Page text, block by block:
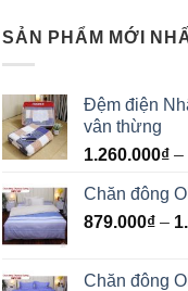
SẢN PHẨM MỚI
Đệm điện
vân thừng
1.260.000₫ –
Chăn đông
879.000₫ –
Chăn đông